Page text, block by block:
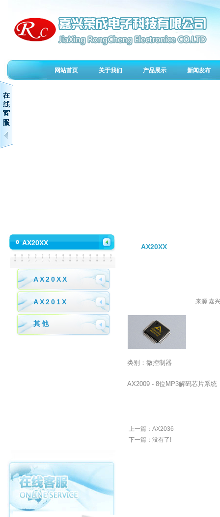
网站首页 关于我们 产品展示 新闻发布
AX20XX
AX20XX
AX201X
其他
AX20XX
来源:嘉
类别：微控制器
AX2009 - 8位MP3解码芯片系统
上一篇：AX2036
下一篇：没有了!